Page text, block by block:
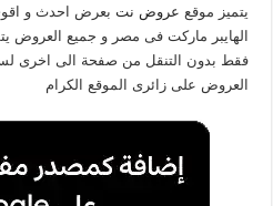
يتميز موقع عروض نتبعرض احدث و
الهايبر ماركت فى مصر و جميع العروض
فقط بدون التنقل من صفحة الى اخرى
العروض على زائرى الموقع الكرام